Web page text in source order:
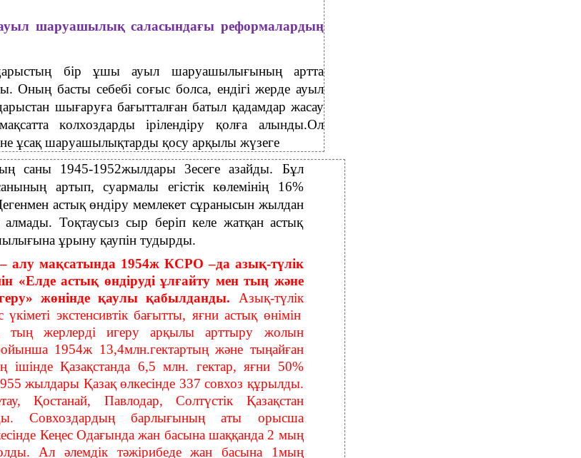
шаруашылық саласындағы реформалардың
бір ұшы ауыл шаруашылығының артта
Оның басты себебі соғыс болса, ендігі жерде ауыл
шығаруға бағытталған батыл қадамдар жасау
колхоздарды ірілендіру қолға алынды.Ол
ұсақ шаруашылықтарды қосу арқылы жүзеге
саны 1945-1952жылдары 3есеге азайды. Бұл
артып, суармалы егістік көлемінің 16%
астық өндіру мемлекет сұранысын жылдан
Тоқтаусыз сыр беріп келе жатқан астық
ұрыну қаупін тудырды.
алу мақсатында 1954ж КСРО –да азық-түлік
астық өндіруді ұлғайту мен тың және
жөнінде қаулы қабылданды. Азық-түлік
экстенсивтік бағытты, яғни астық өнімін
тың жерлерді игеру арқылы арттыру жолын
1954ж 13,4млн.гектартың және тыңайған
Қазақстанда 6,5 млн. гектар, яғни 50%
жылдары Қазақ өлкесінде 337 совхоз құрылды.
Қостанай, Павлодар, Солтүстік Қазақстан
Совхоздардың барлығының аты орысша
Кеңес Одағында жан басына шаққанда 2 мың
Ал әлемдік тәжірибеде жан басына 1мың